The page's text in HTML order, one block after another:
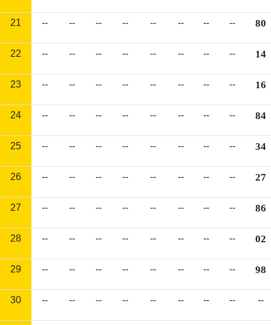
21 -- -- -- -- -- -- -- -- 80
22 -- -- -- -- -- -- -- -- 14
23 -- -- -- -- -- -- -- -- 16
24 -- -- -- -- -- -- -- -- 84
25 -- -- -- -- -- -- -- -- 34
26 -- -- -- -- -- -- -- -- 27
27 -- -- -- -- -- -- -- -- 86
28 -- -- -- -- -- -- -- -- 02
29 -- -- -- -- -- -- -- -- 98
30 -- -- -- -- -- -- -- -- --